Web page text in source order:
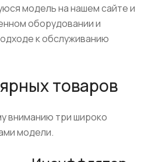
модель на нашем сайте и
оборудовании и
к обслуживанию
товаров
вниманию три широко
модели.